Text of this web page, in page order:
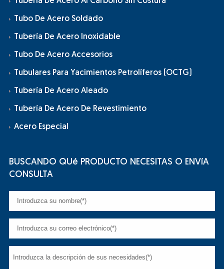
Tubo De Acero Soldado
Tubería De Acero Inoxidable
Tubo De Acero Accesorios
Tubulares Para Yacimientos Petrolíferos (OCTG)
Tubería De Acero Aleado
Tubería De Acero De Revestimiento
Acero Especial
BUSCANDO QUé PRODUCTO NECESITAS O ENVíA
CONSULTA